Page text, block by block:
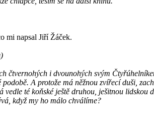
mi napsal Jiří Žáček.
čtvernohých i dvounohých svým
podobě. A protože má něžnou zvířecí duši,
vedle té koňské ještě druhou, ješitnou lidskou
když my ho málo chválíme?